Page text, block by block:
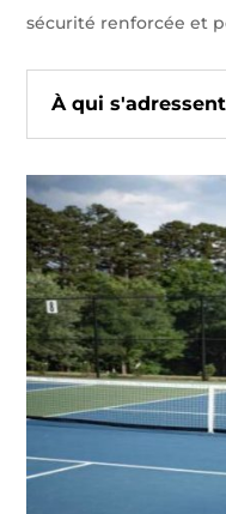
sécurité renforcée et
À qui